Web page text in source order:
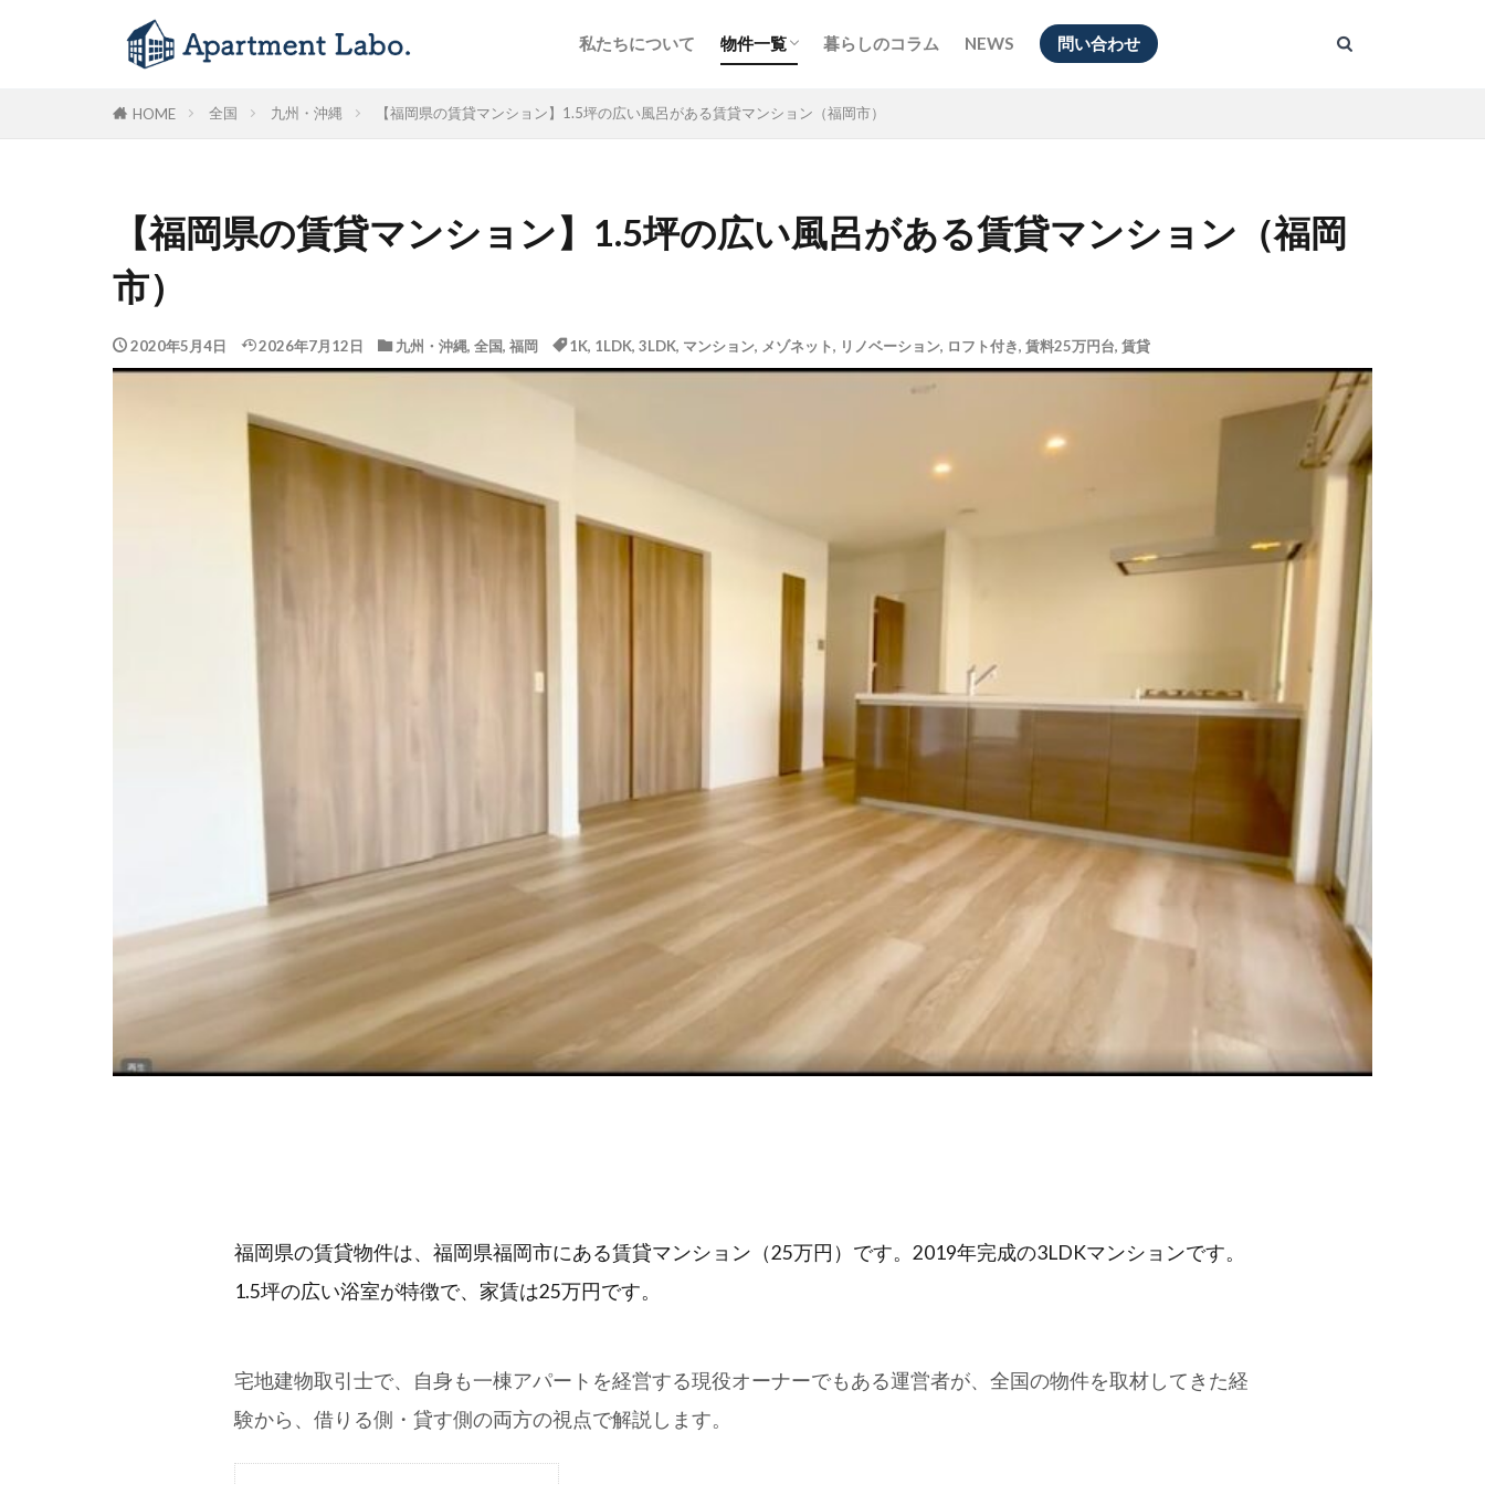
私たちについて 物件一覧 暮らしのコラム NEWS 問い合わせ
HOME 全国 九州・沖縄 【福岡県の賃貸マンション】1.5坪の広い風呂がある賃貸マンション（福岡市）
【福岡県の賃貸マンション】1.5坪の広い風呂がある賃貸マンション（福岡
市）
2020年5月4日 2026年7月12日 九州・沖縄, 全国, 福岡 1K, 1LDK, 3LDK, マンション, メゾネット, リノベーション, ロフト付き, 賃料25万円台, 賃貸
福岡県の賃貸物件は、福岡県福岡市にある賃貸マンション（25万円）です。2019年完成の3LDKマンションです。
1.5坪の広い浴室が特徴で、家賃は25万円です。
宅地建物取引士で、自身も一棟アパートを経営する現役オーナーでもある運営者が、全国の物件を取材してきた経
験から、借りる側・貸す側の両方の視点で解説します。